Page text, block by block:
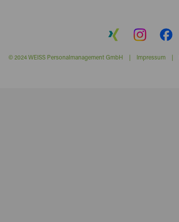
© 2024 WEISS Personalmanagement GmbH | Impressum|